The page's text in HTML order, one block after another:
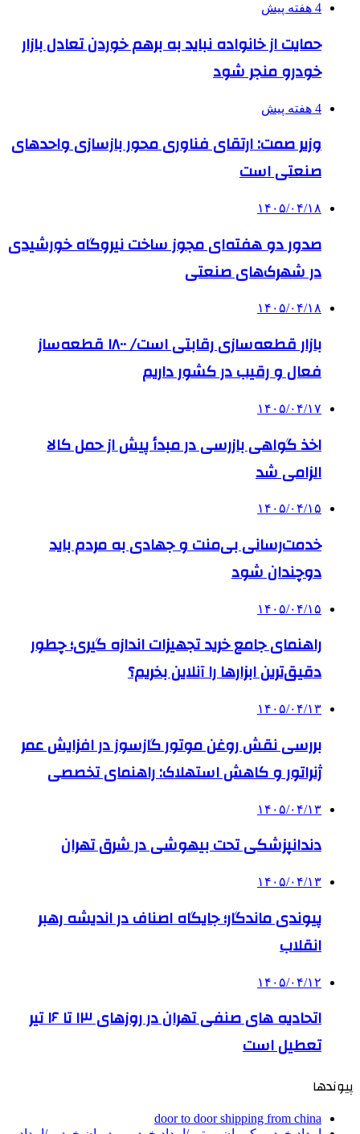
4 هفته پیش
حمایت از خانواده نباید به برهم خوردن تعادل بازار
خودرو منجر شود
4 هفته پیش
وزیر صمت: ارتقای فناوری محور بازسازی واحدهای
صنعتی است
۱۴۰۵/۰۴/۱۸
صدور دو هفته‌ای مجوز ساخت نیروگاه خورشیدی
در شهرک‌های صنعتی
۱۴۰۵/۰۴/۱۸
بازار قطعه‌سازی رقابتی است/ ۱۸۰۰ قطعه‌ساز
فعال و رقیب در کشور داریم
۱۴۰۵/۰۴/۱۷
اخذ گواهی بازرسی در مبدأ پیش از حمل کالا
الزامی شد
۱۴۰۵/۰۴/۱۵
خدمت‌رسانی بی‌منت و جهادی به مردم باید
دوچندان شود
۱۴۰۵/۰۴/۱۵
راهنمای جامع خرید تجهیزات اندازه گیری؛ چطور
دقیق‌ترین ابزارها را آنلاین بخریم؟
۱۴۰۵/۰۴/۱۳
بررسی نقش روغن موتور گازسوز در افزایش عمر
ژنراتور و کاهش استهلاک: راهنمای تخصصی
۱۴۰۵/۰۴/۱۳
دندانپزشکی تحت بیهوشی در شرق تهران
۱۴۰۵/۰۴/۱۳
پیوندی ماندگار؛ جایگاه اصناف در اندیشه رهبر
انقلاب
۱۴۰۵/۰۴/۱۲
اتحادیه های صنفی تهران در روزهای ۱۳ تا ۱۶ تیر
تعطیل است
پیوندها
door to door shipping from china